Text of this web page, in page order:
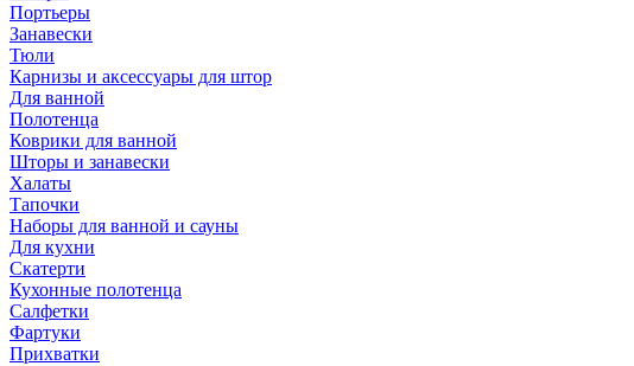
Портьеры
Занавески
Тюли
Карнизы и аксессуары для штор
Для ванной
Полотенца
Коврики для ванной
Шторы и занавески
Халаты
Тапочки
Наборы для ванной и сауны
Для кухни
Скатерти
Кухонные полотенца
Салфетки
Фартуки
Прихватки